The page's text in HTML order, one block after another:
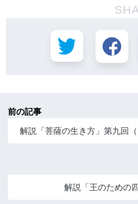
前の記事
解説「菩薩の生き方」第九回（
解説「王のための